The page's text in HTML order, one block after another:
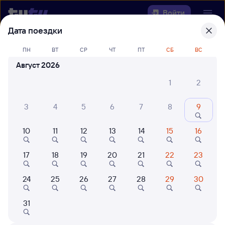
Войти
Выберите день, чтобы найтиж/д
билеты Богоявленск —
Когда
Кто едет
Дата поездки
ПН ВТ СР ЧТ ПТ СБ ВС
Август 2026
1
2
3 4 5 6 7 8 9
10 11 12 13 14 15 16
17 18 19 20 21 22 23
24 25 26 27 28 29 30
31